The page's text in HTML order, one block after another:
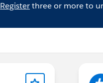
Registerthree or more to